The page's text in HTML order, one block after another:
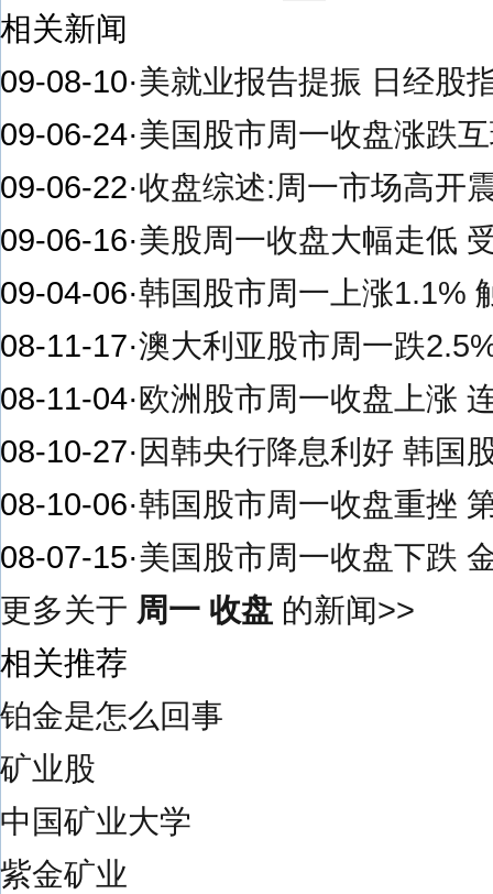
相关新闻
09-08-10·美就业报告提振 日经股
09-06-24·美国股市周一收盘涨跌
09-06-22·收盘综述:周一市场高开
09-06-16·美股周一收盘大幅走低
09-04-06·韩国股市周一上涨1.1%
08-11-17·澳大利亚股市周一跌
08-11-04·欧洲股市周一收盘上涨
08-10-27·因韩央行降息利好 韩国
08-10-06·韩国股市周一收盘重挫
08-07-15·美国股市周一收盘下跌
更多关于 周一 收盘 的新闻>>
相关推荐
铂金是怎么回事
矿业股
中国矿业大学
紫金矿业